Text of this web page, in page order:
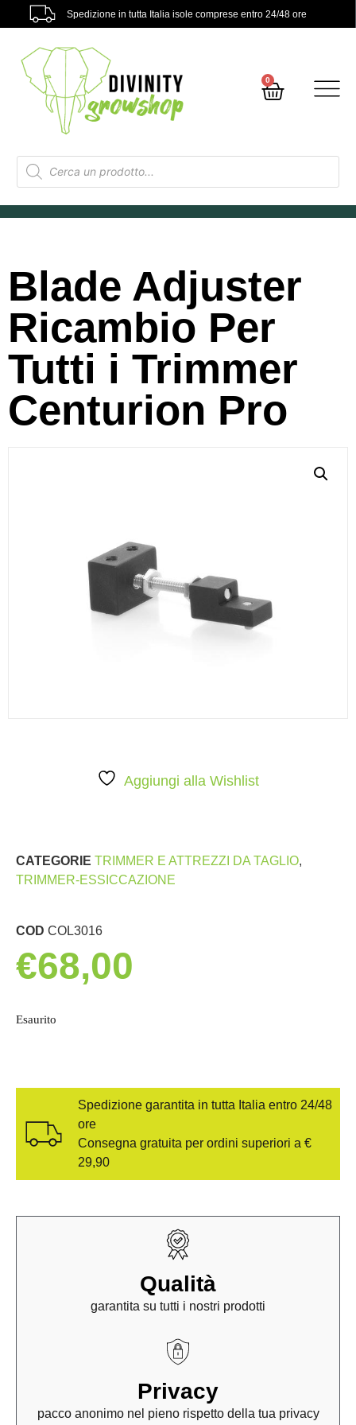
Spedizione in tutta Italia isole comprese entro 24/48 ore
0
Blade Adjuster
Ricambio Per
Tutti i Trimmer
Centurion Pro
Aggiungi alla Wishlist
CATEGORIE TRIMMER E ATTREZZI DA TAGLIO,
TRIMMER-ESSICCAZIONE
COD COL3016
€68,00
Esaurito
Spedizione garantita in tutta Italia entro 24/48
ore
Consegna gratuita per ordini superiori a €
29,90
Qualità
garantita su tutti i nostri prodotti
Privacy
pacco anonimo nel pieno rispetto della tua privacy